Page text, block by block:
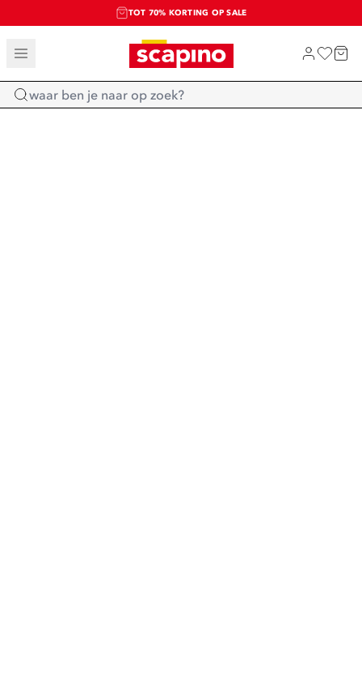
TOT 70% KORTING OP SALE
SALE: LAATSTE KANS!
SHOP NIEUW
Home